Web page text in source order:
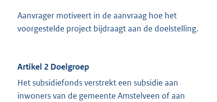
Aanvrager motiveert in de aanvraag hoe het
voorgestelde project bijdraagt aan de doelstelling.
Artikel 2 Doelgroep
Het subsidiefonds verstrekt een subsidie aan
inwoners van de gemeente Amstelveen of aan